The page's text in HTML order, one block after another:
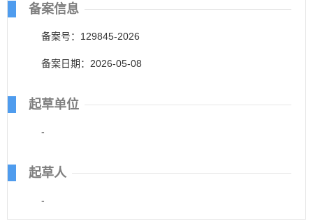
备案信息
备案号：129845-2026
备案日期：2026-05-08
起草单位
-
起草人
-